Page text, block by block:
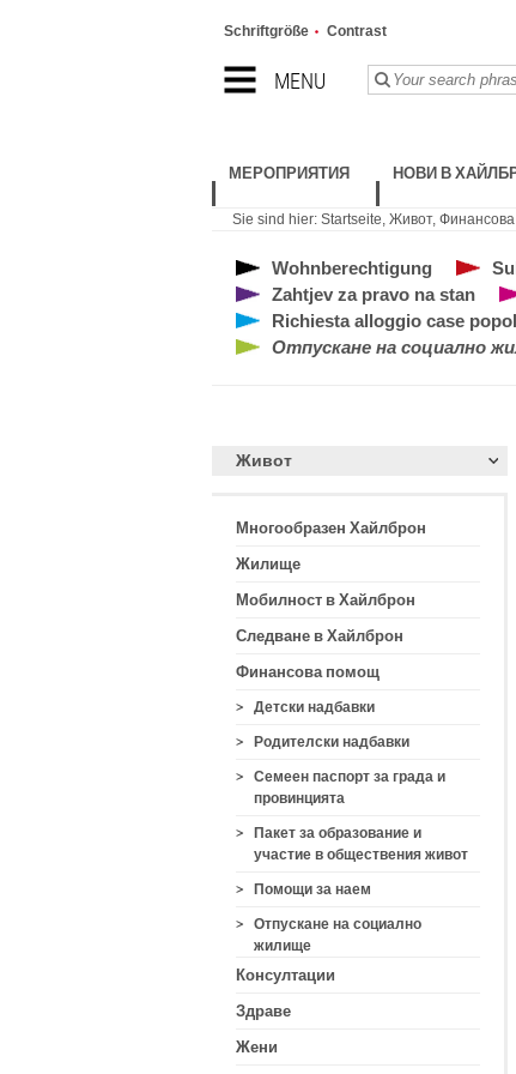
MENU
Schriftgröße Contrast
МЕРОПРИЯТИЯ НОВИ В
Sie sind hier: Startseite, Живот,
Wohnberechtigung
Zahtjev za pravo na stan
Richiesta alloggio case
Отпускане на социално
Живот
Многообразен Хайлброн
Жилище
Мобилност в Хайлброн
Следване в Хайлброн
Финансова помощ
> Детски надбавки
> Родителски надбавки
>
Семеен паспорт за града и
провинцията
>
Пакет за образование и
участие в обществения живот
> Помощи за наем
>
Отпускане на социално
жилище
Консултации
Здраве
Жени